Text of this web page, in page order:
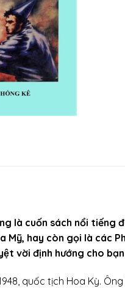
là cuốn sách nổi
Mỹ, hay còn gọi là các
vời định hướng cho
quốc tịch Hoa Kỳ.